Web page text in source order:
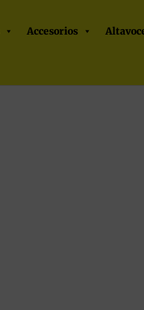
Accesorios